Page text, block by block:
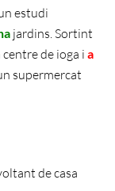
estudi
jardins. Sortint
centre de ioga i a
supermercat
de casa